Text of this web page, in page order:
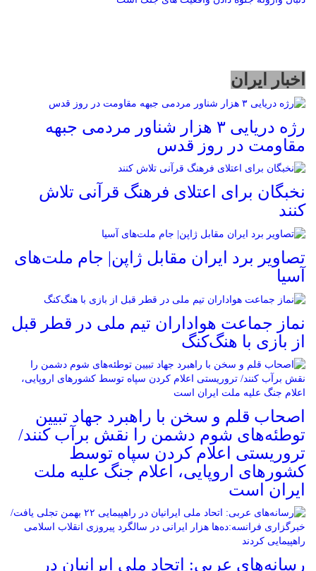
اخبار ایران
رژه دریایی ۳ هزار شناور مردمی جبهه
مقاومت در روز قدس
نخبگان برای اعتلای فرهنگ قرآنی تلاش
کنند
تصاویر برد ایران مقابل ژاپن| جام ملت‌های
آسیا
نماز جماعت هواداران تیم ملی در قطر قبل
از بازی با هنگ‌کنگ
اصحاب قلم و سخن با راهبرد جهاد تبیین
توطئه‌های شوم دشمن را نقش برآب کنند/
تروریستی اعلام کردن سپاه توسط
کشورهای اروپایی، اعلام جنگ علیه ملت
ایران است
رسانه‌های عربی: اتحاد ملی ایرانیان در